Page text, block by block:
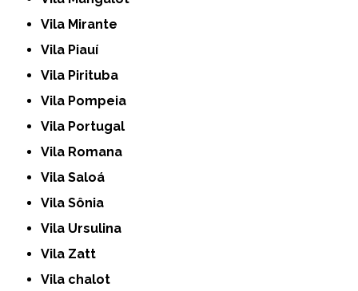
Vila Mirante
Vila Piauí
Vila Pirituba
Vila Pompeia
Vila Portugal
Vila Romana
Vila Saloá
Vila Sônia
Vila Ursulina
Vila Zatt
Vila chalot